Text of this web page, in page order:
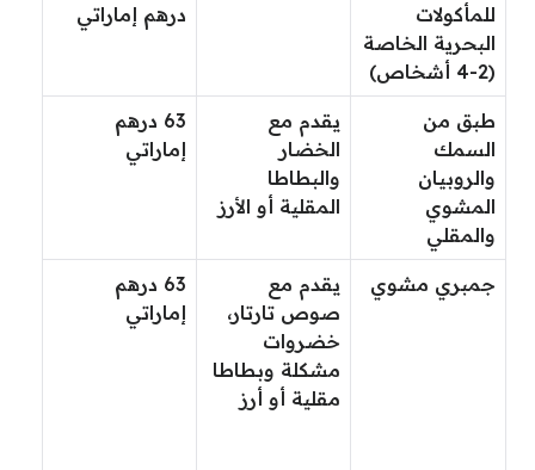
للمأكولات
البحرية الخاصة
(2-4 أشخاص)
درهم إماراتي
طبق من
السمك
والروبيان
المشوي
والمقلي
يقدم مع
الخضار
والبطاطا
المقلية أو الأرز
63 درهم
إماراتي
جمبري مشوي
يقدم مع
صوص تارتار،
خضروات
مشكلة وبطاطا
مقلية أو أرز
63 درهم
إماراتي